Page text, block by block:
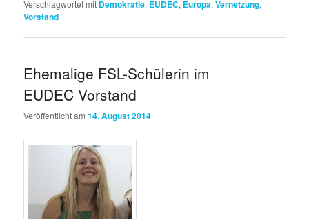
Verschlagwortet mit Demokratie, EUDEC, Europa,Vernetzung,
Vorstand
Ehemalige FSL-Schülerin im
EUDEC Vorstand
Veröffentlicht am14. August 2014